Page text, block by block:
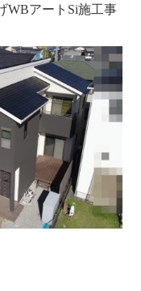
WBアートSi施工事